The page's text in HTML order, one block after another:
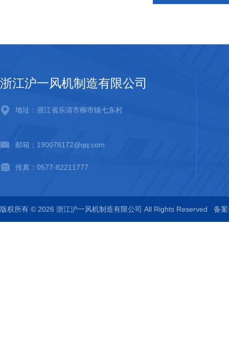
浙江沪一风机制造有限公司
地址：浙江省乐清市柳市镇七东村
邮箱：190078172@qq.com
传真：0577-82211777
版权所有 © 2026 浙江沪一风机制造有限公司 All Rights Reserved 备